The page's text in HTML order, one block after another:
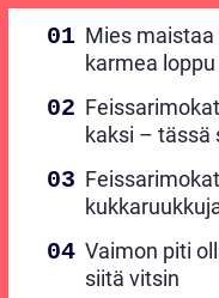
Mies
karmea
kaksi – tässä
Vaimon piti
siitä vitsin